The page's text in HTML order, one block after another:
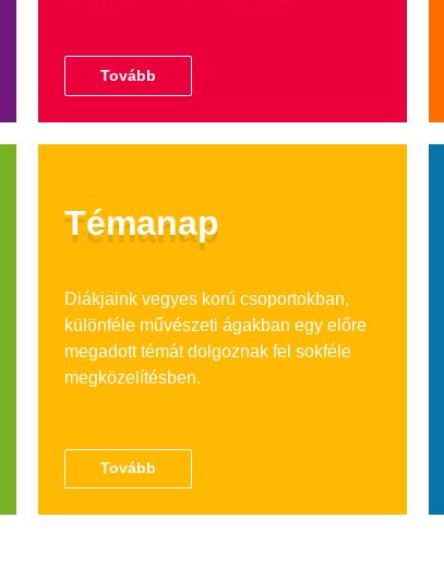
Tovább
Témanap
Diákjaink vegyes korú csoportokban,
különféle művészeti ágakban egy előre
megadott témát dolgoznak fel sokféle
megközelítésben.
Tovább